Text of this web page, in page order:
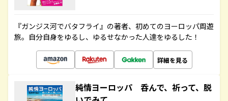
『ガンジス河でバタフライ』の著者、初めてのヨーロッパ周遊
旅。自分自身をゆるし、ゆるせなかった人達をゆるした！
詳細を見る
純情ヨーロッパ 呑んで、祈って、脱